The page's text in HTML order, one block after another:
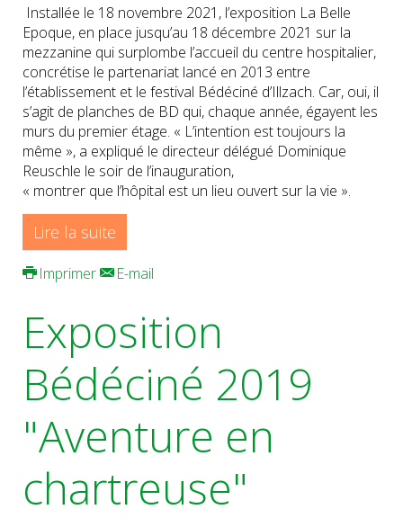
Installée le 18 novembre 2021, l’exposition La Belle
Epoque, en place jusqu’au 18 décembre 2021 sur la
mezzanine qui surplombe l’accueil du centre hospitalier,
concrétise le partenariat lancé en 2013 entre
l’établissement et le festival Bédéciné d’Illzach. Car, oui, il
s’agit de planches de BD qui, chaque année, égayent les
murs du premier étage. « L’intention est toujours la
même », a expliqué le directeur délégué Dominique
Reuschle le soir de l’inauguration,
« montrer que l’hôpital est un lieu ouvert sur la vie ».
Lire la suite
Imprimer E-mail
Exposition
Bédéciné 2019
"Aventure en
chartreuse"